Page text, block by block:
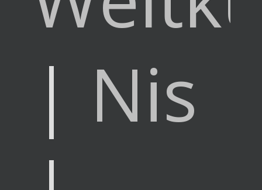
| Nis